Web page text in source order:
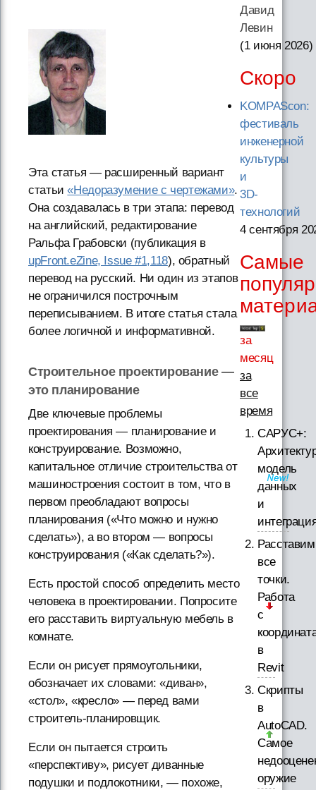
Эта статья — расширенный вариант
статьи«Недоразумение с чертежами».
Она создавалась в три этапа: перевод
на английский, редактирование
Ральфа Грабовски (публикация в
upFront.eZine, Issue #1,118), обратный
перевод на русский. Ни один из этапов
не ограничился построчным
переписыванием. В итоге статья стала
более логичной и информативной.
Строительное проектирование —
это планирование
Две ключевые проблемы
проектирования — планирование и
конструирование. Возможно,
капитальное отличие строительства от
машиностроения состоит в том, что в
первом преобладают вопросы
планирования («Что можно и нужно
сделать»), а во втором — вопросы
конструирования («Как сделать?»).
Есть простой способ определить место
человека в проектировании. Попросите
его расставить виртуальную мебель в
комнате.
Если он рисует прямоугольники,
обозначает их словами: «диван»,
«стол», «кресло» — перед вами
строитель-планировщик.
Если он пытается строить
«перспективу», рисует диванные
подушки и подлокотники, — похоже,
Давид
Левин
(1 июня 2026)
Скоро
KOMPAScon:
фестиваль
инженерной
культуры
и
3D-
технологий
4 сентября
Самые
за
месяц
за
все
время
САРУС+:
модель
данных
и
Расставим
все
точки.
Работа
с
в
Revit
Скрипты
в
AutoCAD.
Самое
оружие